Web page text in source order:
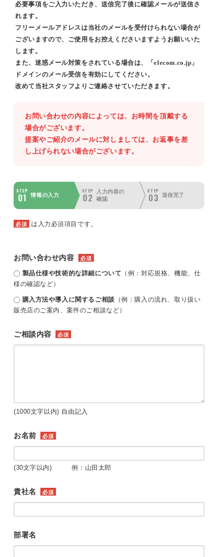
必要事項をご入力いただき、送信完了後に確認メールが送信さ
れます。
フリーメールアドレスは当社のメールを受付けられない場合が
ございますので、ご使用をお控えくださいますようお願いいた
します。
また、迷惑メール対策をされている場合は、「elecom.co.jp」
ドメインのメール受信を有効にしてください。
改めて当社スタッフよりご連絡させていただきます。
お問い合わせの内容によっては、お時間を頂戴する
場合がございます。
提案やご紹介のメールに対しましては、お返事を差
し上げられない場合がございます。
STEP
01 情報の入力
STEP
02
入力内容の
確認
STEP
03 送信完了
必須 は入力必須項目です。
お問い合わせ内容 必須
製品仕様や技術的な詳細について （例：対応規格、機能、仕
様の確認など）
購入方法や導入に関するご相談 （例：購入の流れ、取り扱い
販売店のご案内、案件のご相談など）
ご相談内容 必須
(1000文字以内) 自由記入
お名前 必須
(30文字以内) 例：山田太郎
貴社名 必須
部署名